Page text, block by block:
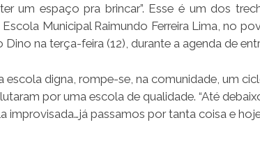
um espaço pra brincar”. Esse é um dos
Municipal Raimundo Ferreira Lima, no
na terça-feira (12), durante a agenda de
escola digna, rompe-se, na comunidade, um
por uma escola de qualidade. “Até
improvisada…já passamos por tanta coisa e